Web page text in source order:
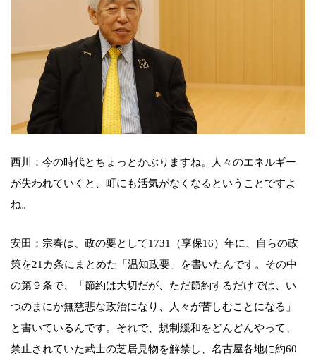
西川：今の時代とちょっとかぶりますね。人々のエネルギー
が失われていくと、町にも活気がなくなるということですよ
ね。
安田：宗春は、政の要として1731（享保16）年に、自らの政
策を21カ条にまとめた「温知政要」を書いたんです。その中
の第９条で、「節約は大切だが、ただ節約するだけでは、い
つのまにか無慈悲な政治になり、人々が苦しむことになる」
と書いているんです。それで、規制緩和をどんどんやって、
禁止されていた武士の芝居見物を解禁し、名古屋各地に約60